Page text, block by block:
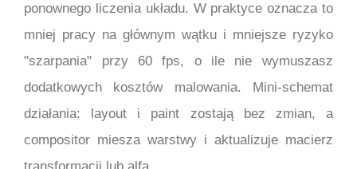
ponownego liczenia układu. W praktyce oznacza to
mniej pracy na głównym wątku i mniejsze ryzyko
"szarpania" przy 60 fps, o ile nie wymuszasz
dodatkowych kosztów malowania. Mini-schemat
działania: layout i paint zostają bez zmian, a
compositor miesza warstwy i aktualizuje macierz